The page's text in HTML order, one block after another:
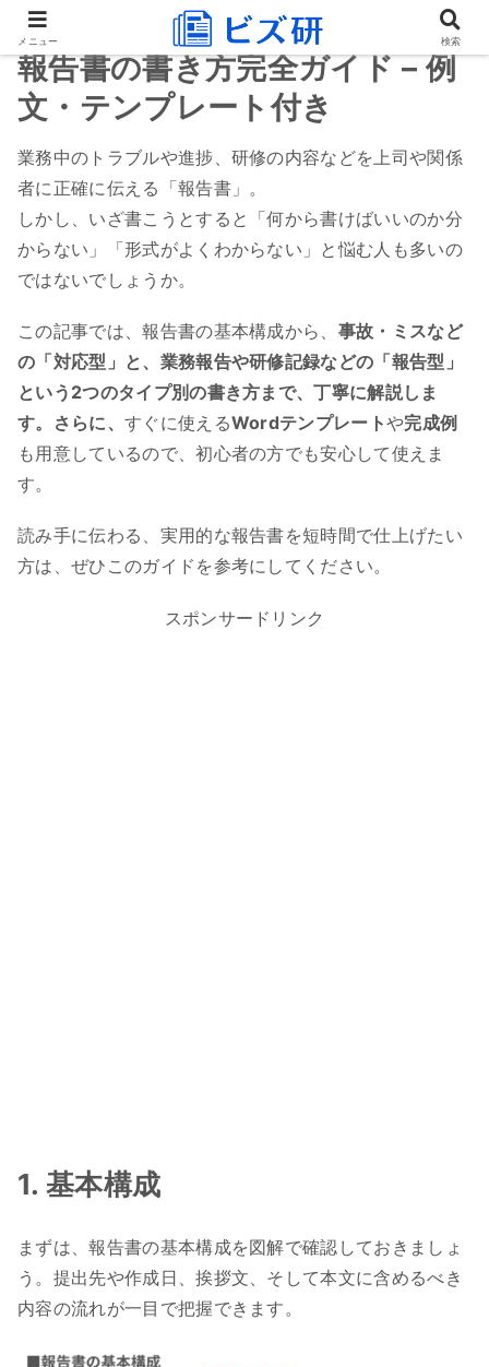
報告書の書き方完全ガイド – 例
文・テンプレート付き
業務中のトラブルや進捗、研修の内容などを上司や関係
者に正確に伝える「報告書」。
しかし、いざ書こうとすると「何から書けばいいのか分
からない」「形式がよくわからない」と悩む人も多いの
ではないでしょうか。
この記事では、報告書の基本構成から、 事故・ミスなど
の「対応型」と、業務報告や研修記録などの「報告型」
という2つのタイプ別の書き方まで、丁寧に解説しま
す。さらに、 すぐに使えるWordテンプレートや完成例
も用意しているので、初心者の方でも安心して使えま
す。
読み手に伝わる、実用的な報告書を短時間で仕上げたい
方は、ぜひこのガイドを参考にしてください。
スポンサードリンク
1. 基本構成
まずは、報告書の基本構成を図解で確認しておきましょ
う。提出先や作成日、挨拶文、そして本文に含めるべき
内容の流れが一目で把握できます。
メニュー 検索